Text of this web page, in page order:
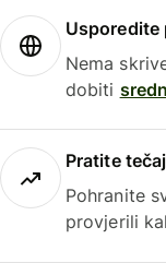
Usporedite
Nema
dobiti
Pratite
Pohranite
provjerili